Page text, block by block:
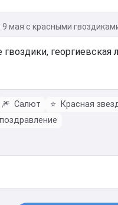
с красными
🎆 Салют ⭐ Красная